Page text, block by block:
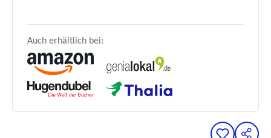
Auch erhältlich bei: